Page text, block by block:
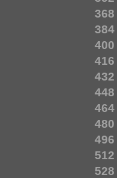
368
384
400
416
432
448
464
480
496
512
528